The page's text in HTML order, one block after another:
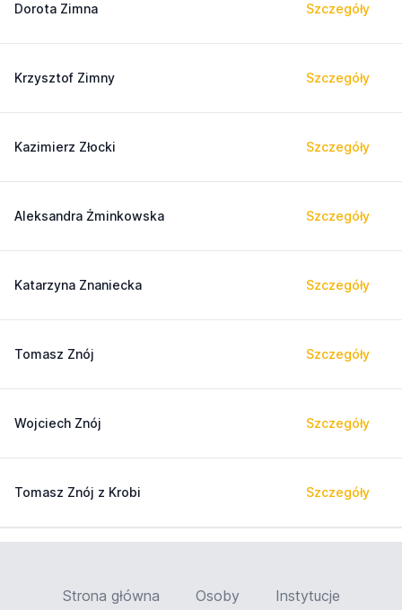
Dorota Zimna Szczegóły
Krzysztof Zimny Szczegóły
Kazimierz Złocki Szczegóły
Aleksandra Żminkowska Szczegóły
Katarzyna Znaniecka Szczegóły
Tomasz Znój Szczegóły
Wojciech Znój Szczegóły
Tomasz Znój z Krobi Szczegóły
Strona główna Osoby Instytucje